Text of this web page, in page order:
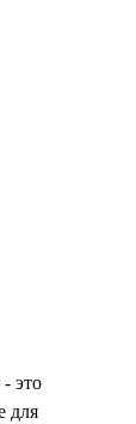
это
для